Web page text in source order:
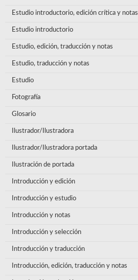
Estudio introductorio, edición crítica y notas
Estudio introductorio
Estudio, edición, traducción y notas
Estudio, traducción y notas
Estudio
Fotografía
Glosario
Ilustrador/Ilustradora
Ilustrador/Ilustradora portada
Ilustración de portada
Introducción y edición
Introducción y estudio
Introducción y notas
Introducción y selección
Introducción y traducción
Introducción, edición, traducción y notas